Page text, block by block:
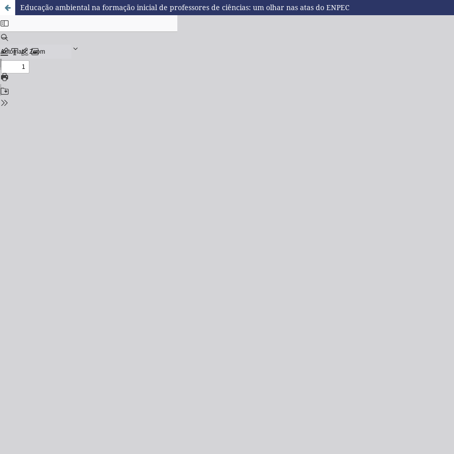
Educação ambiental na formação inicial de professores de ciências: um olhar nas atas do ENPEC